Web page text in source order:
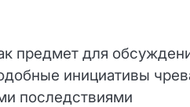
предмет для
инициативы
последствиями